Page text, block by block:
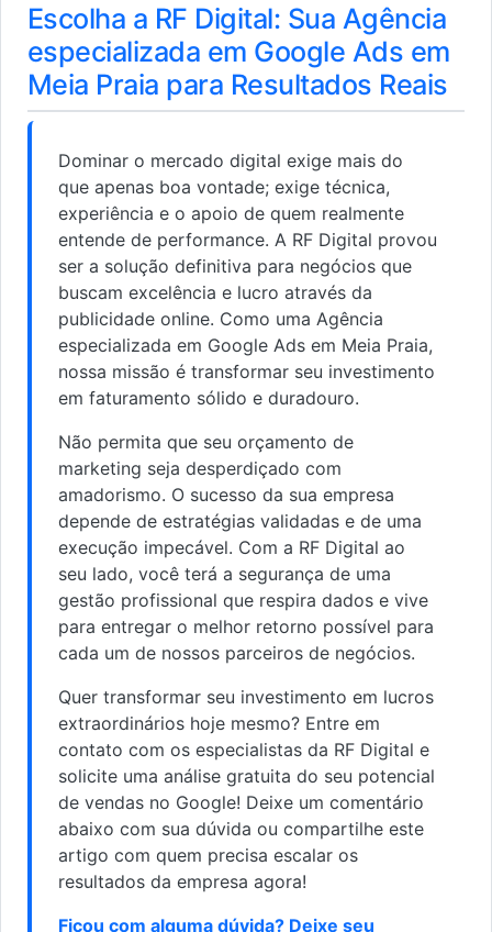
Escolha a RF Digital: Sua Agência
especializada em Google Ads em
Meia Praia para Resultados Reais
Dominar o mercado digital exige mais do
que apenas boa vontade; exige técnica,
experiência e o apoio de quem realmente
entende de performance. A RF Digital provou
ser a solução definitiva para negócios que
buscam excelência e lucro através da
publicidade online. Como uma Agência
especializada em Google Ads em Meia Praia,
nossa missão é transformar seu investimento
em faturamento sólido e duradouro.
Não permita que seu orçamento de
marketing seja desperdiçado com
amadorismo. O sucesso da sua empresa
depende de estratégias validadas e de uma
execução impecável. Com a RF Digital ao
seu lado, você terá a segurança de uma
gestão profissional que respira dados e vive
para entregar o melhor retorno possível para
cada um de nossos parceiros de negócios.
Quer transformar seu investimento em lucros
extraordinários hoje mesmo? Entre em
contato com os especialistas da RF Digital e
solicite uma análise gratuita do seu potencial
de vendas no Google! Deixe um comentário
abaixo com sua dúvida ou compartilhe este
artigo com quem precisa escalar os
resultados da empresa agora!
Ficou com alguma dúvida? Deixe seu